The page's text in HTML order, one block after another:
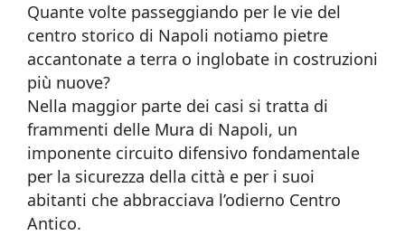
Quante volte passeggiando per le vie del
centro storico di Napoli notiamo pietre
accantonate a terra o inglobate in costruzioni
più nuove?
Nella maggior parte dei casi si tratta di
frammenti delle Mura di Napoli, un
imponente circuito difensivo fondamentale
per la sicurezza della città e per i suoi
abitanti che abbracciava l’odierno Centro
Antico.